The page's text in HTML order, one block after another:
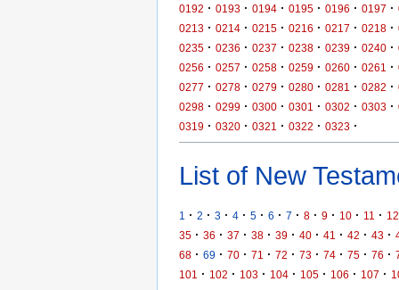
0192 · 0193 · 0194 · 0195 · 0196 · 0197 ·
0213 · 0214 · 0215 · 0216 · 0217 · 0218 ·
0235 · 0236 · 0237 · 0238 · 0239 · 0240 ·
0256 · 0257 · 0258 · 0259 · 0260 · 0261 ·
0277 · 0278 · 0279 · 0280 · 0281 · 0282 ·
0298 · 0299 · 0300 · 0301 · 0302 · 0303 ·
0319 · 0320 · 0321 · 0322 · 0323 ·
List of New
1 · 2 · 3 · 4 · 5 · 6 · 7 · 8 · 9 · 10 · 11 · 12
35 · 36 · 37 · 38 · 39 · 40 · 41 · 42 · 43 ·
68 · 69 · 70 · 71 · 72 · 73 · 74 · 75 · 76 ·
101
· 102 · 103 · 104 · 105 · 106 · 107 ·